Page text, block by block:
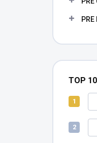
PRE
TOP